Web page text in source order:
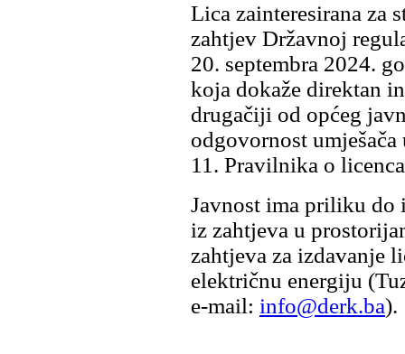
Lica zainteresirana za
zahtjev Državnoj
20. septembra 2024.
koja dokaže direktan
drugačiji od općeg
odgovornost
11. Pravilnika o
Javnost ima priliku do
iz zahtjeva u
zahtjeva za izdavanje
električnu energiju
e‑mail: info@derk.ba).